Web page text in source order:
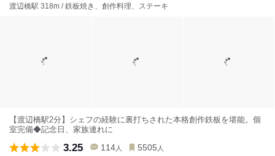
渡辺橋駅 318m / 鉄板焼き、創作料理、ステーキ
【渡辺橋駅2分】シェフの経験に裏打ちされた本格創作鉄板を堪能。個
室完備◆記念日、家族連れに
3.25 114 人 5505 人